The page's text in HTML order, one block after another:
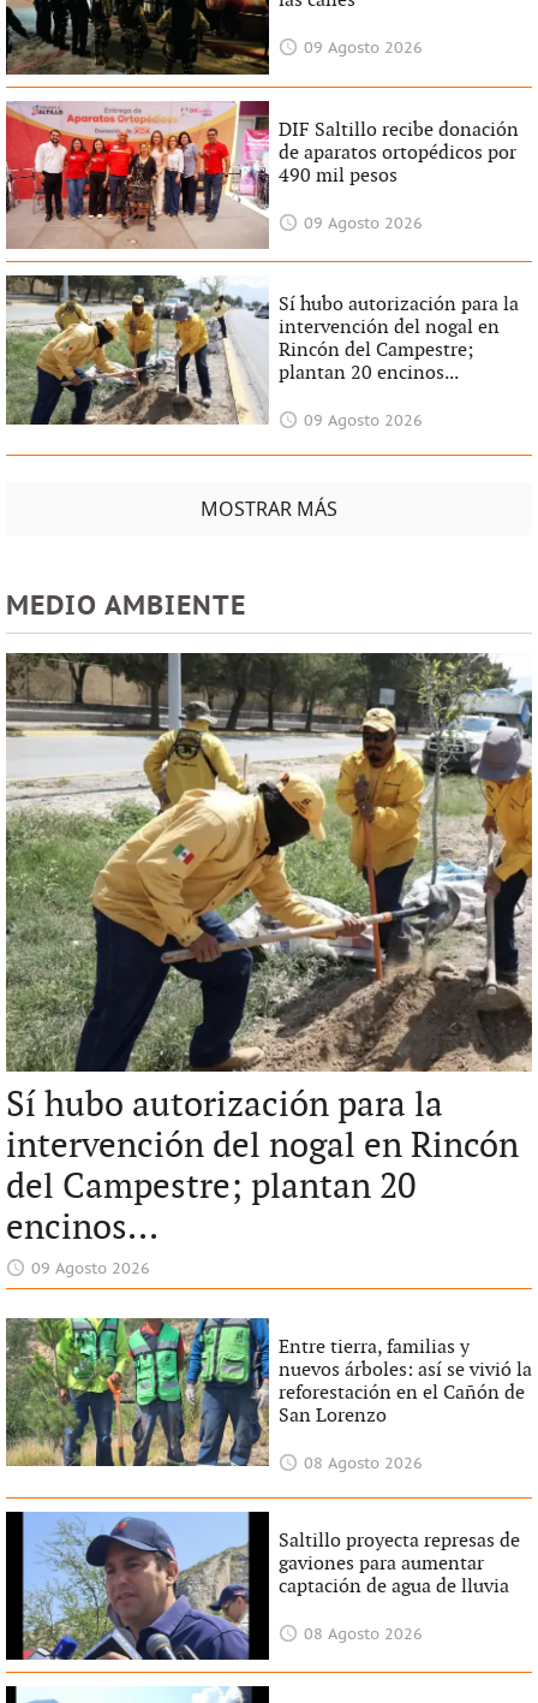
09 Agosto 2026
DIF Saltillo recibe donación
de aparatos ortopédicos por
490 mil pesos
09 Agosto 2026
Sí hubo autorización para la
intervención del nogal en
Rincón del Campestre;
plantan 20 encinos...
09 Agosto 2026
MOSTRAR MÁS
MEDIO AMBIENTE
Sí hubo autorización para la
intervención del nogal en Rincón
del Campestre; plantan 20
encinos...
09 Agosto 2026
Entre tierra, familias y
nuevos árboles: así se vivió la
reforestación en el Cañón de
San Lorenzo
08 Agosto 2026
Saltillo proyecta represas de
gaviones para aumentar
captación de agua de lluvia
08 Agosto 2026